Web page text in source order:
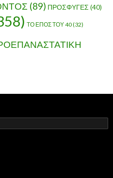
(89) ΠΡΟΣΦΥΓΕΣ (40)
ΤΟ ΕΠΟΣ ΤΟΥ 40(32)